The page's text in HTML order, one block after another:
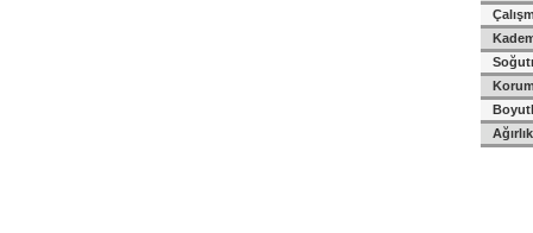
Ağırlık